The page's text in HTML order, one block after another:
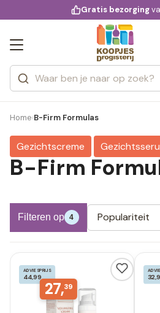
voor 20:00 uur
Gratis bezorging
Zoeken
Categorieën
Merken
Home›B-Firm Formulas
Gezichtscreme
B-Firm
Filteren op 4 Populariteit
ADVIESPRIJS
44,99
27,39